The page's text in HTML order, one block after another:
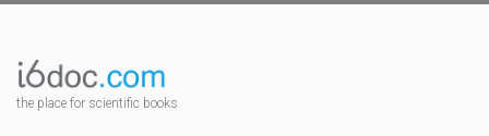
the place for scientific books